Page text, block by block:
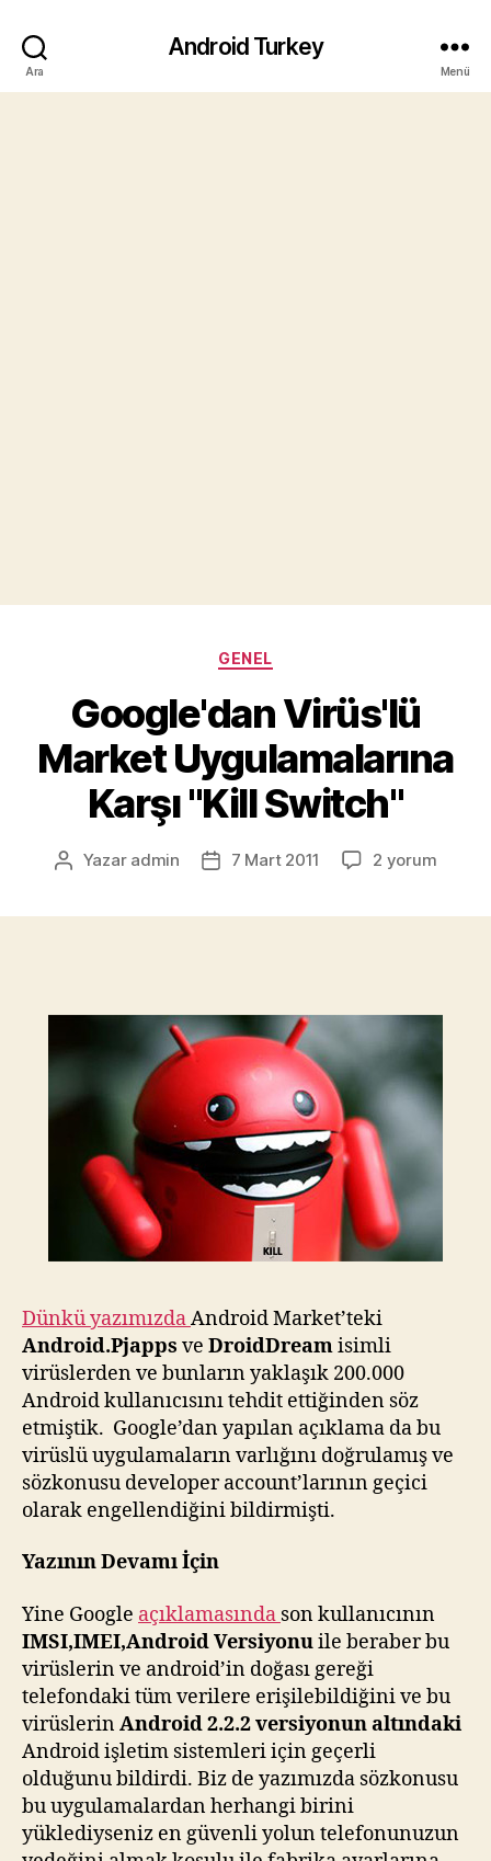
Ara
Android Turkey
Menü
Kategoriler
GENEL
Google'dan Virüs'lü
Market Uygulamalarına
Karşı "Kill Switch"
Yazının
Yazar admin
Yazı7 Mart 2011
Google'dan
2 yorum
Dünkü yazımızdaAndroid Market’teki
Android.Pjapps ve DroidDreamisimli
virüslerden ve bunların yaklaşık 200.000
Android kullanıcısını tehdit ettiğinden söz
etmiştik. Google’dan yapılan açıklama da bu
virüslü uygulamaların varlığını doğrulamış ve
sözkonusu developer account’larının geçici
olarak engellendiğini bildirmişti.
Yazının Devamı İçin
Yine Google açıklamasında son kullanıcının
IMSI,IMEI,Android Versiyonuile beraber bu
virüslerin ve android’in doğası gereği
telefondaki tüm verilere erişilebildiğini ve bu
virüslerinAndroid 2.2.2 versiyonun altındaki
Android işletim sistemleri için geçerli
olduğunu bildirdi. Biz de yazımızda sözkonusu
bu uygulamalardan herhangi birini
yüklediyseniz en güvenli yolun telefonunuzun